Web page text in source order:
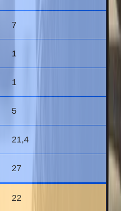
7
1
1
5
21,4
27
22